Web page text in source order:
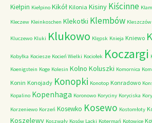
Kiełpin Kiełpino Kikół Kilonia Kisiny Kiścinne
Kleczew Kleinkoschen Klekotki Klembów Kleszczów
Kluczewo Kluki Klukowo Klępsk Knieja Kniewo
Kobyłka Kociesze Kocień Wielki Kociołek Koczargi
Koenigstein Koge Kolesin Kolno Koluszki Komornica
Konin Konojady Konopki Konotop Konradowo
Kopalino Kopenhaga Koronowo Koryciny Koryciska
Korzeniewo Korzeń Kosewko Kosewo Kostomłoty
Koszelewy Koszwały Kosów Lacki Kotermań Kotowice